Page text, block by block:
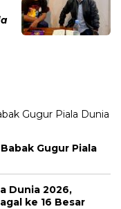
Gugur Piala
Dunia 2026,
ke 16 Besar